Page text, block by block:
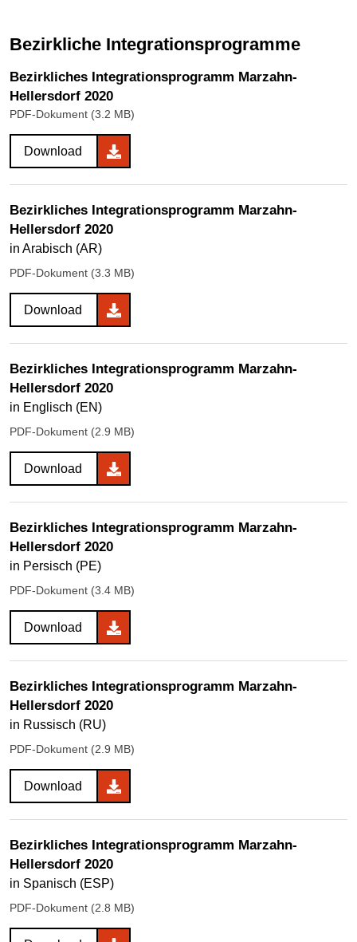
Bezirkliche Integrationsprogramme
Bezirkliches Integrationsprogramm Marzahn-
Hellersdorf 2020
PDF-Dokument (3.2 MB)
Download
Bezirkliches Integrationsprogramm Marzahn-
Hellersdorf 2020
in Arabisch (AR)
PDF-Dokument (3.3 MB)
Download
Bezirkliches Integrationsprogramm Marzahn-
Hellersdorf 2020
in Englisch (EN)
PDF-Dokument (2.9 MB)
Download
Bezirkliches Integrationsprogramm Marzahn-
Hellersdorf 2020
in Persisch (PE)
PDF-Dokument (3.4 MB)
Download
Bezirkliches Integrationsprogramm Marzahn-
Hellersdorf 2020
in Russisch (RU)
PDF-Dokument (2.9 MB)
Download
Bezirkliches Integrationsprogramm Marzahn-
Hellersdorf 2020
in Spanisch (ESP)
PDF-Dokument (2.8 MB)